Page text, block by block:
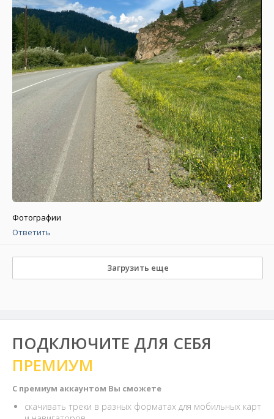
Фотографии
Ответить
Загрузить еще
ПОДКЛЮЧИТЕ ДЛЯ СЕБЯ
ПРЕМИУМ
С премиум аккаунтом Вы сможете
скачивать треки в разных форматах для мобильных карт